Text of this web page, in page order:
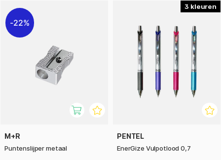
22%
M+R
Puntenslijper metaal
3
PENTEL
EnerGize Vulpotlood 0,7